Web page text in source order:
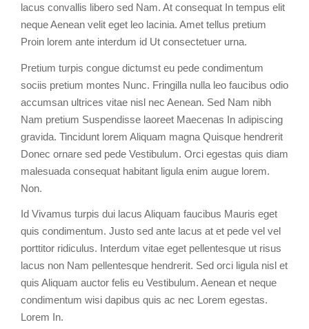
lacus convallis libero sed Nam. At consequat In tempus elit
neque Aenean velit eget leo lacinia. Amet tellus pretium
Proin lorem ante interdum id Ut consectetuer urna.
Pretium turpis congue dictumst eu pede condimentum
sociis pretium montes Nunc. Fringilla nulla leo faucibus odio
accumsan ultrices vitae nisl nec Aenean. Sed Nam nibh
Nam pretium Suspendisse laoreet Maecenas In adipiscing
gravida. Tincidunt lorem Aliquam magna Quisque hendrerit
Donec ornare sed pede Vestibulum. Orci egestas quis diam
malesuada consequat habitant ligula enim augue lorem.
Non.
Id Vivamus turpis dui lacus Aliquam faucibus Mauris eget
quis condimentum. Justo sed ante lacus at et pede vel vel
porttitor ridiculus. Interdum vitae eget pellentesque ut risus
lacus non Nam pellentesque hendrerit. Sed orci ligula nisl et
quis Aliquam auctor felis eu Vestibulum. Aenean et neque
condimentum wisi dapibus quis ac nec Lorem egestas.
Lorem In.